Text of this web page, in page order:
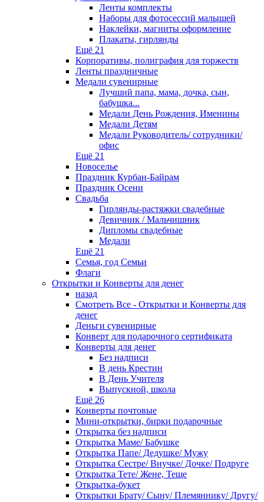
Ленты комплекты
Наборы для фотосессий малышей
Наклейки, магниты оформление
Плакаты, гирлянды
Ещё 21
Корпоративы, полиграфия для торжеств
Ленты праздничные
Медали сувенирные
Лучший папа, мама, дочка, сын,
бабушка...
Медали День Рождения, Именины
Медали Детям
Медали Руководитель/ сотрудники/
офис
Ещё 21
Новоселье
Праздник Курбан-Байрам
Праздник Осени
Свадьба
Гирлянды-растяжки свадебные
Девичник / Мальчишник
Дипломы свадебные
Медали
Ещё 21
Семья, год Семьи
Флаги
Открытки и Конверты для денег
назад
Смотреть Все - Открытки и Конверты для
денег
Деньги сувенирные
Конверт для подарочного сертификата
Конверты для денег
Без надписи
В день Крестин
В День Учителя
Выпускной, школа
Ещё 26
Конверты почтовые
Мини-открытки, бирки подарочные
Открытка без надписи
Открытка Маме/ Бабушке
Открытка Папе/ Дедушке/ Мужу
Открытка Сестре/ Внучке/ Дочке/ Подруге
Открытка Тете/ Жене, Теще
Открытка-букет
Открытки Брату/ Сыну/ Племяннику/ Другу/